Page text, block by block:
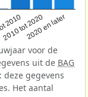
2010
2010 tot 20202020 en later
voor de
uit de BAG
deze gegevens
Het aantal